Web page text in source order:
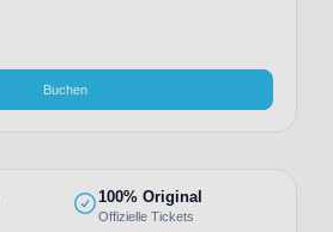
Buchen
100% Original
Offizielle Tickets